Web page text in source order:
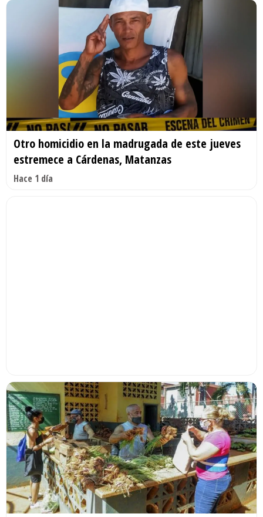
Otro homicidio en la madrugada de este jueves
estremece a Cárdenas, Matanzas
Hace 1 día